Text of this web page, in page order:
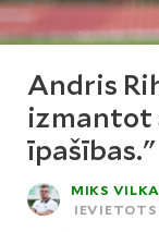
Andris
izmantot
īpašības."
MIKS